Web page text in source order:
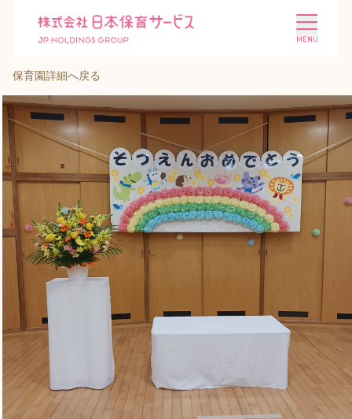
施設を探す 選ばれる理由
会社概要 ニュース
投資家情報
保育園詳細へ戻る